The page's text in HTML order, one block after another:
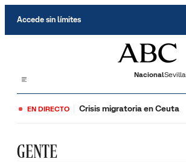
Accede sin límites
NacionalSevilla
EN DIRECTO Crisis migratoria en Ceuta
GENTE